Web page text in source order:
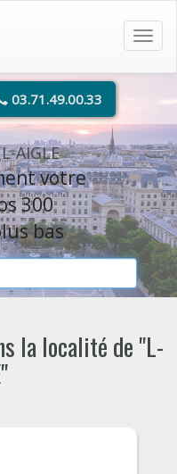
03.71.49.00.33
AIGLE
votre
300
bas
la localité de "L-